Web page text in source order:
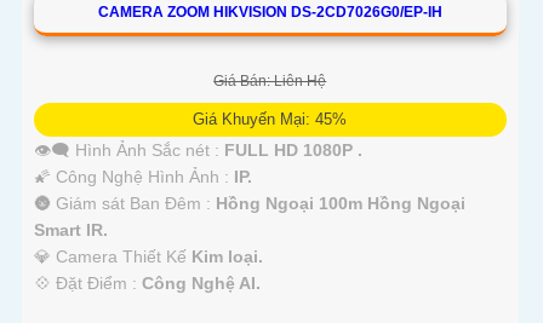
CAMERA ZOOM HIKVISION DS-2CD7026G0/EP-IH
Giá Bán: Liên Hệ
Giá Khuyến Mại: 45%
👁️‍🗨 Hình Ảnh Sắc nét : FULL HD 1080P .
🌠 Công Nghệ Hình Ảnh : IP.
🌚 Giám sát Ban Đêm : Hồng Ngoại 100m Hồng Ngoại
Smart IR.
💎 Camera Thiết Kế Kim loại.
️💠 Đặt Điểm : Công Nghệ AI.